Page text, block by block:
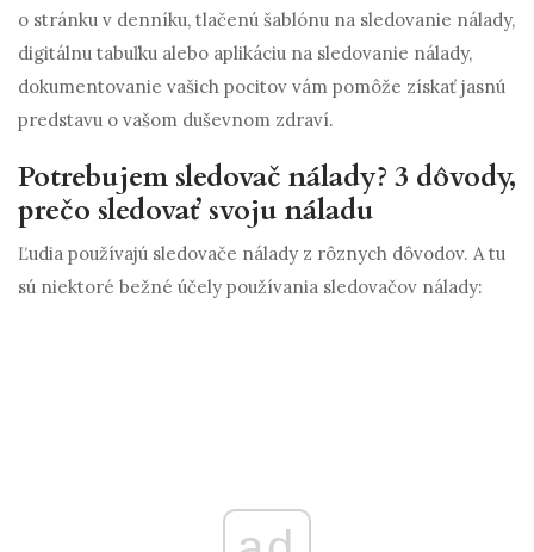
o stránku v denníku, tlačenú šablónu na sledovanie nálady,
digitálnu tabuľku alebo aplikáciu na sledovanie nálady,
dokumentovanie vašich pocitov vám pomôže získať jasnú
predstavu o vašom duševnom zdraví.
Potrebujem sledovač nálady? 3 dôvody,
prečo sledovať svoju náladu
Ľudia používajú sledovače nálady z rôznych dôvodov. A tu
sú niektoré bežné účely používania sledovačov nálady: